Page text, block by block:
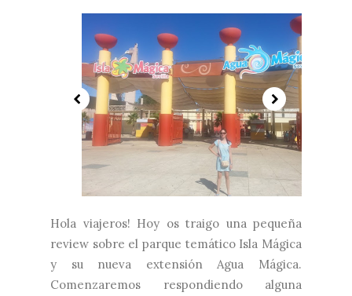
Hola viajeros! Hoy os traigo una pequeña
review sobre el parque temático Isla Mágica
y su nueva extensión Agua Mágica.
Comenzaremos respondiendo alguna